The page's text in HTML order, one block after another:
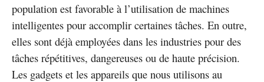
population est favorable à l’utilisation de machines
intelligentes pour accomplir certaines tâches. En outre,
elles sont déjà employées dans les industries pour des
tâches répétitives, dangereuses ou de haute précision.
Les gadgets et les appareils que nous utilisons au